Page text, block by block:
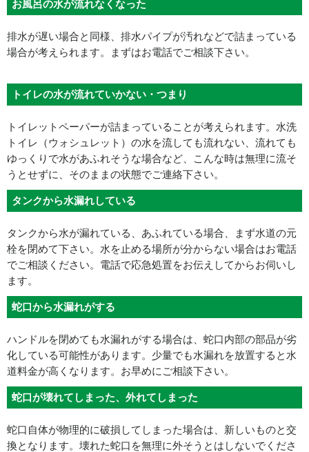
お風呂の水が流れなくなった
排水が遅い場合と同様、排水パイプが汚れなどで詰まっている
場合が考えられます。まずはお電話でご相談下さい。
トイレの水が流れていかない・つまり
トイレットペーパーが詰まっていることが考えられます。水洗
トイレ（ウォシュレット）の水を流しても流れない、流れても
ゆっくりで水があふれそうな場合など、こんな時は無理に流そ
うとせずに、そのままの状態でご連絡下さい。
タンクから水漏れしている
タンクから水が漏れている、あふれている場合、まず水道の元
栓を閉めて下さい。水を止める場所が分からない場合はお電話
でご相談ください。電話で応急処置をお伝えしてからお伺いし
ます。
蛇口から水漏れがする
ハンドルを閉めても水漏れがする場合は、蛇口内部の部品が劣
化している可能性があります。少量でも水漏れを放置すると水
道料金が高くなります。お早めにご相談下さい。
蛇口が壊れてしまった、外れてしまった
蛇口自体が物理的に破損してしまった場合は、新しいものと交
換となります。壊れた蛇口を無理に外そうとはしないでくださ